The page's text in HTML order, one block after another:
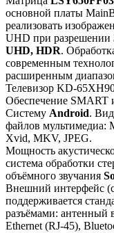
основной платы
реализовать
UHD при разрешении
UHD, HDR.
современным
расширенным
Телевизор KD-
Обеспечение SMART
Систему Android.
файлов мультимедиа:
Xvid, MKV, JPEG.
Мощность
система обработки
объёмного звучания
Внешний интерфейс
поддерживается
разъёмами: антенный
Ethernet (RJ-45),